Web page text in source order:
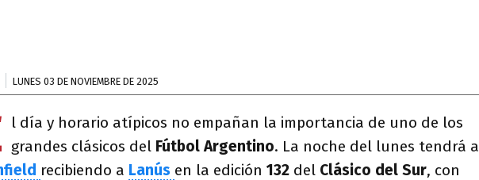
LUNES 03 DE NOVIEMBRE DE 2025
l día y horario atípicos no empañan la importancia de uno de los
grandes clásicos del Fútbol Argentino. La noche del lunes tendrá a
recibiendo a Lanús en la edición 132 del Clásico del Sur, con